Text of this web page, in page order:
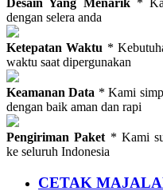
Desain Yang Menarik*
dengan selera anda
Ketepatan Waktu *
waktu saat dipergunakan
Keamanan Data * Kami
dengan baik aman dan rapi
Pengiriman Paket * Kami
ke seluruh Indonesia
CETAK